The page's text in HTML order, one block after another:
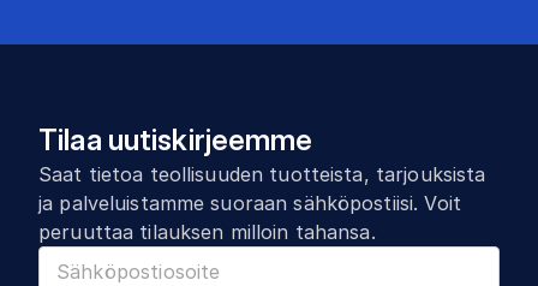
Tilaa uutiskirjeemme
Saat tietoa teollisuuden tuotteista, tarjouksista
ja palveluistamme suoraan sähköpostiisi. Voit
peruuttaa tilauksen milloin tahansa.